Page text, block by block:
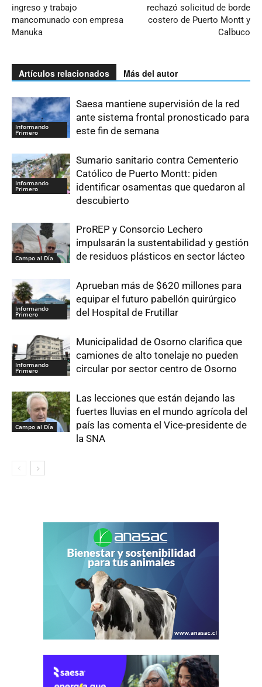
ingreso y trabajo
mancomunado con empresa
Manuka
rechazó solicitud de borde
costero de Puerto Montt y
Calbuco
Artículos relacionados Más del autor
Informando
Primero
Saesa mantiene supervisión de la red
ante sistema frontal pronosticado para
este fin de semana
Informando
Primero
Sumario sanitario contra Cementerio
Católico de Puerto Montt: piden
identificar osamentas que quedaron al
descubierto
Campo al Día
ProREP y Consorcio Lechero
impulsarán la sustentabilidad y gestión
de residuos plásticos en sector lácteo
Informando
Primero
Aprueban más de $620 millones para
equipar el futuro pabellón quirúrgico
del Hospital de Frutillar
Informando
Primero
Municipalidad de Osorno clarifica que
camiones de alto tonelaje no pueden
circular por sector centro de Osorno
Campo al Día
Las lecciones que están dejando las
fuertes lluvias en el mundo agrícola del
país las comenta el Vice-presidente de
la SNA